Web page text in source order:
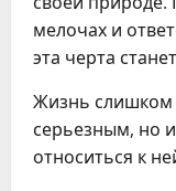
мелочах и
эта черта
Жизнь слишком
серьезным, но
относиться к